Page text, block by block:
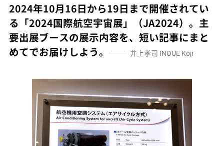
2024年10月16日から19日まで開催されてい
る「2024国際航空宇宙展」（JA2024）。主
要出展ブースの展示内容を、短い記事にまと
めてでお届けしよう。
井上孝司 INOUE Koji